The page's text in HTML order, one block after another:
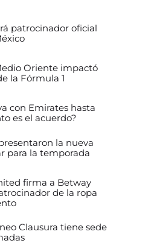
patrocinador oficial
Oriente impactó
la Fórmula 1
con Emirates hasta
es el acuerdo?
la nueva
para la temporada
firma a Betway
de la ropa
Clausura tiene sede